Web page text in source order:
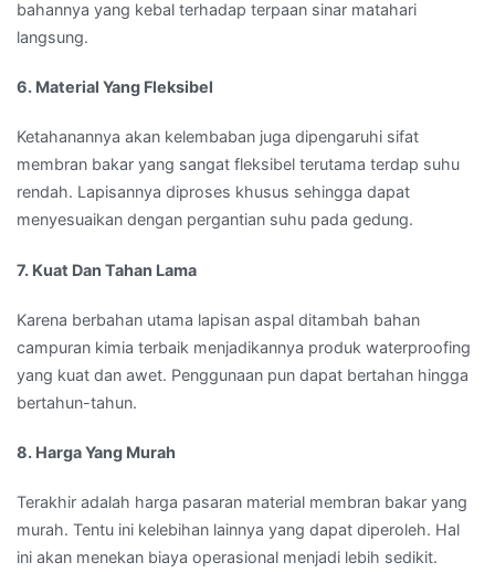
bahannya yang kebal terhadap terpaan sinar matahari
langsung.
6. Material Yang Fleksibel
Ketahanannya akan kelembaban juga dipengaruhi sifat
membran bakar yang sangat fleksibel terutama terdap suhu
rendah. Lapisannya diproses khusus sehingga dapat
menyesuaikan dengan pergantian suhu pada gedung.
7. Kuat Dan Tahan Lama
Karena berbahan utama lapisan aspal ditambah bahan
campuran kimia terbaik menjadikannya produk waterproofing
yang kuat dan awet. Penggunaan pun dapat bertahan hingga
bertahun-tahun.
8. Harga Yang Murah
Terakhir adalah harga pasaran material membran bakar yang
murah. Tentu ini kelebihan lainnya yang dapat diperoleh. Hal
ini akan menekan biaya operasional menjadi lebih sedikit.